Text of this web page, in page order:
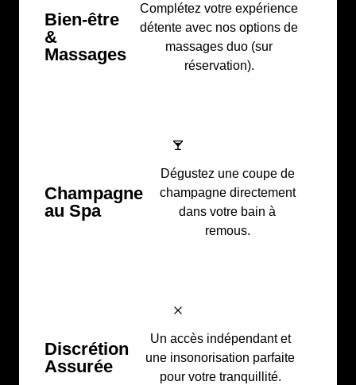
Bien-être
&
Massages
Complétez votre expérience
détente avec nos options de
massages duo (sur
réservation).
Champagne
au Spa
Dégustez une coupe de
champagne directement
dans votre bain à
remous.
Discrétion
Assurée
Un accès indépendant et
une insonorisation parfaite
pour votre tranquillité.